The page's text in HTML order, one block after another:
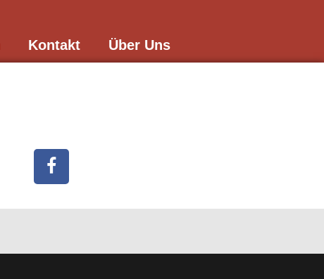
Kontakt Über Uns